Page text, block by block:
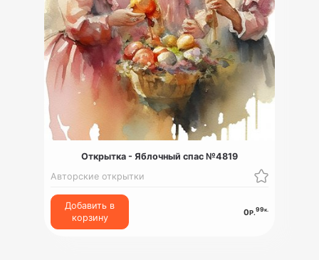
Открытка - Яблочный спас №4819
Авторские открытки
Добавить в
корзину
0Р.99к.